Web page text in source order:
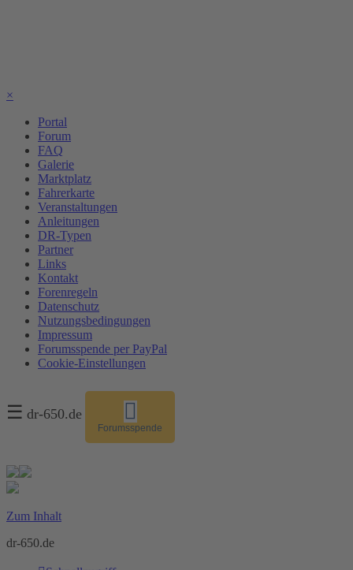
×
Portal
Forum
FAQ
Galerie
Marktplatz
Fahrerkarte
Veranstaltungen
Anleitungen
DR-Typen
Partner
Links
Kontakt
Forenregeln
Datenschutz
Nutzungsbedingungen
Impressum
Forumsspende per PayPal
Cookie-Einstellungen
☰ dr-650.de
Forumsspende
Zum Inhalt
dr-650.de